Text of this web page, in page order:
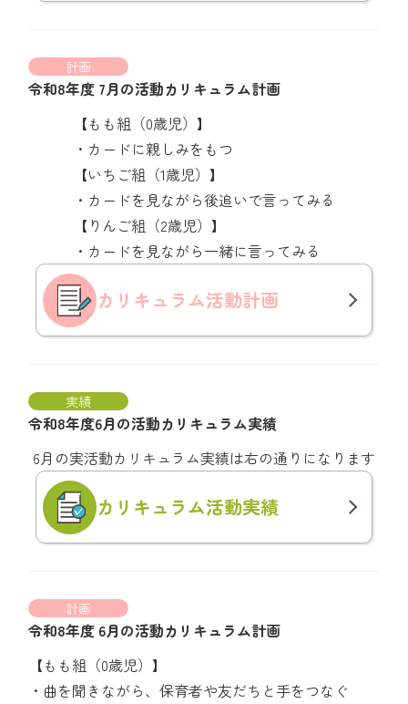
計画
令和8年度 7月の活動カリキュラム計画
【もも組（0歳児）】
・カードに親しみをもつ
【いちご組（1歳児）】
・カードを見ながら後追いで言ってみる
【りんご組（2歳児）】
・カードを見ながら一緒に言ってみる
カリキュラム活動計画
実績
令和8年度6月の活動カリキュラム実績
6月の実活動カリキュラム実績は右の通りになります
カリキュラム活動実績
計画
令和8年度 6月の活動カリキュラム計画
【もも組（0歳児）】
・曲を聞きながら、保育者や友だちと手をつなぐ